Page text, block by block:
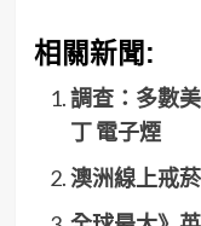
相關新聞:
調查：多數
丁 電子煙
澳洲線上戒